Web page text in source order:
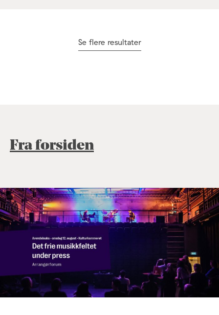
Se flere resultater
Fra forsiden